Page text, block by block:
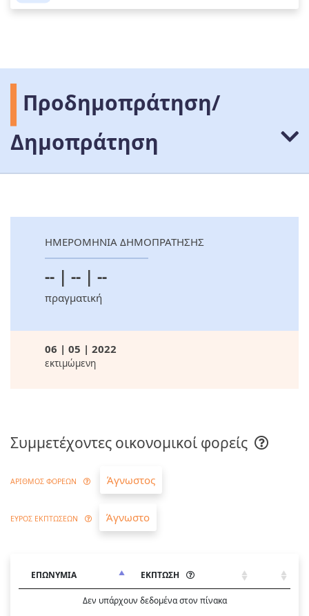
Προδημοπράτηση/
Δημοπράτηση
ΗΜΕΡΟΜΗΝΙΑ ΔΗΜΟΠΡΑΤΗΣΗΣ
-- | -- | --
πραγματική
06 | 05 | 2022
εκτιμώμενη
Συμμετέχοντες οικονομικοί φορείς
ΑΡΙΘΜΟΣ ΦΟΡΕΩΝ Άγνωστος
ΕΥΡΟΣ ΕΚΠΤΩΣΕΩΝ Άγνωστο
ΕΠΩΝΥΜΙΑ ΕΚΠΤΩΣΗ
Δεν υπάρχουν δεδομένα στον πίνακα